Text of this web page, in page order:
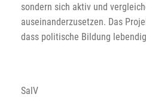
sondern sich aktiv und
auseinanderzusetzen. Das
dass politische Bildung
SalV